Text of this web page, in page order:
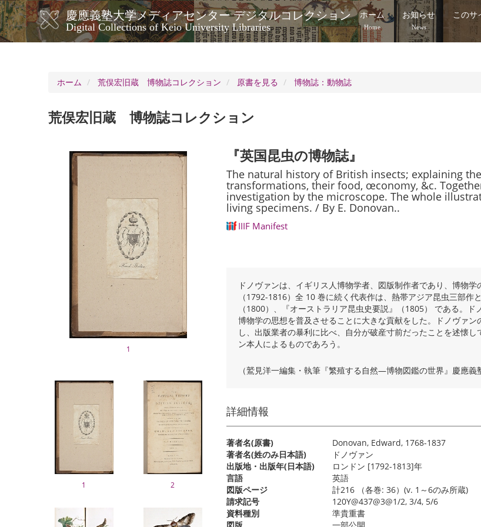
メ
イ
ン
コ
慶應義塾大学メディアセンター デジタルコレクション
Digital Collections of Keio University Libraries
メ
イ
ビ
ー
シ
ホーム
Home
お知らせ
News
このサ
ホーム
荒俣宏旧蔵 博物誌コレクション 原書を見る 博物誌：動物誌
荒俣宏旧蔵 博物誌コレクション
1
1 2
『英国昆虫の博物誌』
The natural history of British insects; explaining
transformations, their food, œconomy, &c.
investigation by the microscope. The whole
living specimens. / By E. Donovan..
IIIF Manifest
ドノヴァンは、イギリス人博物学者、図版制作者であり、博物
（1792-1816）全 10 巻に続く代表作は、熱帯アジア昆虫三部
（1800）、『オーストラリア昆虫史要説』（1805） である。
博物学の思想を普及させることに大きな貢献をした。ドノヴァ
し、出版業者の暴利に比べ、自分が破産寸前だったことを述懐
ン本人によるものであろう。
（鷲見洋一編集・執筆『繁殖する自然―博物図鑑の世界』慶應
詳細情報
著者名(原書)
Donovan, Edward, 1768-1837
著者名(姓のみ日本語)
ドノヴァン
出版地・出版年(日本語)
ロンドン [1792-1813]年
言語
英語
図版ページ
計216 （各巻: 36）(v. 1～6のみ所蔵)
請求記号
120Y@437@3@1/2, 3/4, 5/6
資料種別
準貴重書